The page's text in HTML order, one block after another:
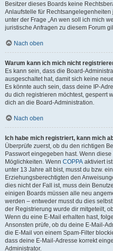
Besitzer dieses Boards keine
Anlaufstelle für
unter der Frage „An wen soll ich mich
juristische Anfragen zu diesem Forum
Nach oben
Warum kann ich mich nicht
Es kann sein, dass die Board-
ausgeschaltet hat, damit sich keine
Es könnte auch sein, dass deine IP-
du dich registrieren möchtest, gesperrt
dich an die Board-Administration.
Nach oben
Ich habe mich registriert, kann mich
Überprüfe zuerst, ob du den richtigen
Passwort eingegeben hast. Wenn
Möglichkeiten. Wenn COPPA aktiviert
unter 13 Jahre alt bist, musst du bzw.
Erziehungsberechtigten den
dies nicht der Fall ist, muss dein
einigen Boards müssen alle neu
werden – entweder musst du dies
der Registrierung wurde dir mitgeteilt,
Wenn du eine E-Mail erhalten hast,
Ansonsten prüfe, ob du deine E-Mail-
die E-Mail von einem Spam-Filter
dass deine E-Mail-Adresse korrekt
Administrator.